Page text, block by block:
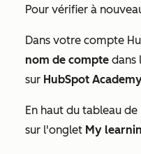
Pour vérifier à
Dans votre compte
nom de compte dans
sur HubSpot
En haut du tableau
sur l'onglet My